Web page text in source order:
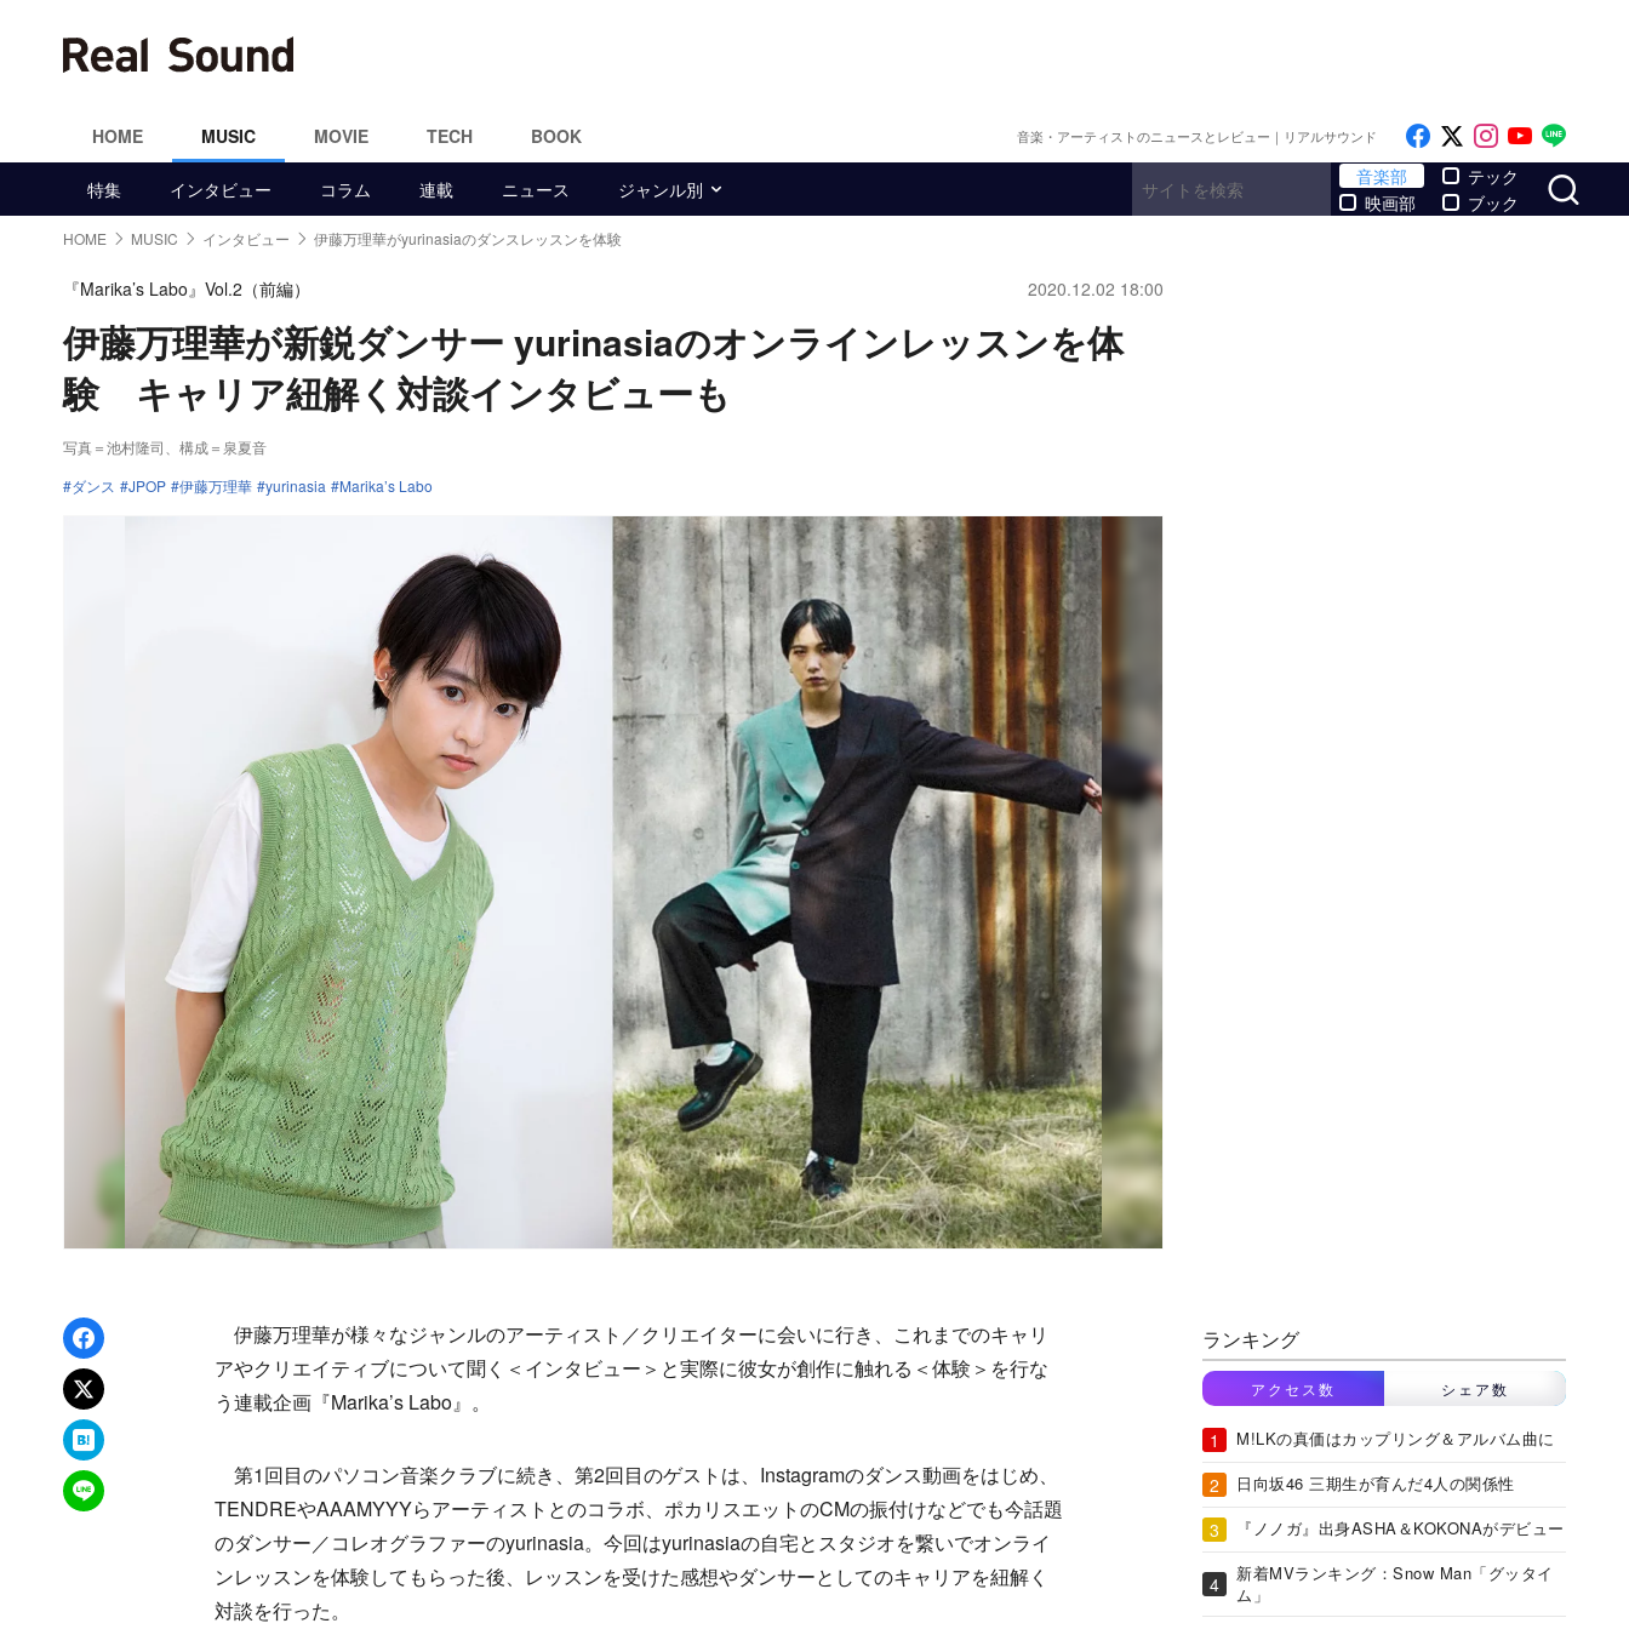
HOME MUSIC MOVIE TECH BOOK 音楽・アーティストのニュースとレビュー｜リアルサウンド Like on Facebook
Follow on x
Follow on
Follow
特集 インタビュー コラム 連載 ニュース ジャンル別
音楽部
映画部
テック
ブック
HOME MUSIC インタビュー 伊藤万理華がyurinasiaのダンスレッスンを体験
『Marika’s Labo』Vol.2（前編） 2020.12.02 18:00
伊藤万理華が新鋭ダンサー yurinasiaのオンラインレッスンを体
験 キャリア紐解く対談インタビューも
写真＝池村隆司、構成＝泉夏音
ダンス
JPOP 伊藤万理華 yurinasia Marika’s Labo
Facebookでシェア
xでポスト
はてなブックマーク
LINEで送る
伊藤万理華が様々なジャンルのアーティスト／クリエイターに会いに行き、これまでのキャリ
アやクリエイティブについて聞く＜インタビュー＞と実際に彼女が創作に触れる＜体験＞を行な
う連載企画『Marika’s Labo』。
第1回目のパソコン音楽クラブに続き、第2回目のゲストは、Instagramのダンス動画をはじめ、
TENDREやAAAMYYYらアーティストとのコラボ、ポカリスエットのCMの振付けなどでも今話題
のダンサー／コレオグラファーのyurinasia。今回はyurinasiaの自宅とスタジオを繋いでオンライ
ンレッスンを体験してもらった後、レッスンを受けた感想やダンサーとしてのキャリアを紐解く
対談を行った。
ランキング
アクセス数 シェア数
M!LKの真価はカップリング＆アルバム曲に
日向坂46 三期生が育んだ4人の関係性
『ノノガ』出身ASHA＆KOKONAがデビュー
新着MVランキング：Snow Man「グッタイ
ム」